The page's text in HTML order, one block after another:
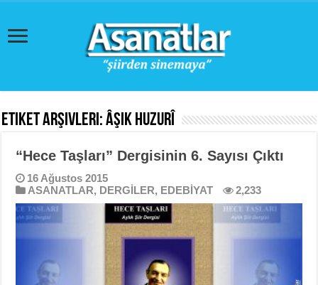
Etiket Arşivleri:Âşık Huzurî
“Hece Taşları” Dergisinin 6. Sayısı Çıktı
16 Ağustos 2015
ASANATLAR, DERGİLER, EDEBİYAT 2,233